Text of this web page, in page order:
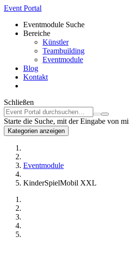
Event Portal
Eventmodule Suche
Bereiche
Künstler
Teambuilding
Eventmodule
Blog
Kontakt
Schließen
Starte die Suche, mit der Eingabe von
Kategorien anzeigen
Eventmodule
KinderSpielMobil XXL